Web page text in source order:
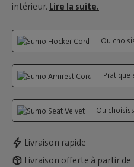
intérieur. Lire la suite.
Ou
Pratique
Ou
Livraison rapide
Livraison offerte à partir de